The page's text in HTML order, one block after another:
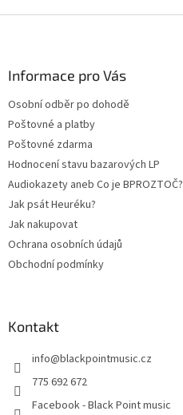
Informace pro Vás
Osobní odběr po dohodě
Poštovné a platby
Poštovné zdarma
Hodnocení stavu bazarových LP
Audiokazety aneb Co je BPROZTOČ?
Jak psát Heuréku?
Jak nakupovat
Ochrana osobních údajů
Obchodní podmínky
Kontakt
info@blackpointmusic.cz
775 692 672
Facebook - Black Point music